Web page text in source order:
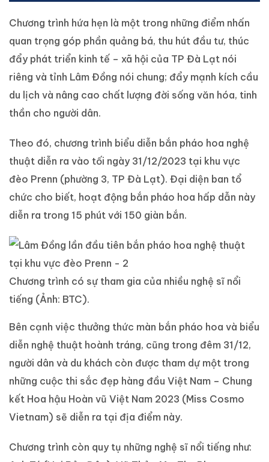
Chương trình hứa hẹn là một trong những điểm nhấn
quan trọng góp phần quảng bá, thu hút đầu tư, thúc
đẩy phát triển kinh tế – xã hội của TP Đà Lạt nói
riêng và tỉnh Lâm Đồng nói chung; đẩy mạnh kích cầu
du lịch và nâng cao chất lượng đời sống văn hóa, tinh
thần cho người dân.
Theo đó, chương trình biểu diễn bắn pháo hoa nghệ
thuật diễn ra vào tối ngày 31/12/2023 tại khu vực
đèo Prenn (phường 3, TP Đà Lạt). Đại diện ban tổ
chức cho biết, hoạt động bắn pháo hoa hấp dẫn này
diễn ra trong 15 phút với 150 giàn bắn.
Chương trình có sự tham gia của nhiều nghệ sĩ nổi
tiếng (Ảnh: BTC).
Bên cạnh việc thưởng thức màn bắn pháo hoa và biểu
diễn nghệ thuật hoành tráng, cũng trong đêm 31/12,
người dân và du khách còn được tham dự một trong
những cuộc thi sắc đẹp hàng đầu Việt Nam – Chung
kết Hoa hậu Hoàn vũ Việt Nam 2023 (Miss Cosmo
Vietnam) sẽ diễn ra tại địa điểm này.
Chương trình còn quy tụ những nghệ sĩ nổi tiếng như: